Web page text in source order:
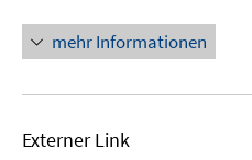
mehr Informationen
Externer Link